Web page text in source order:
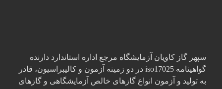
سپهر گاز کاویان آزمایشگاه مرجع اداره استاندارد دارنده
گواهینامه iso17025 در دو زمینه آزمون و کالیبراسیون، قادر
به تولید و آزمون انواع گازهای خالص آزمایشگاهی و گازهای